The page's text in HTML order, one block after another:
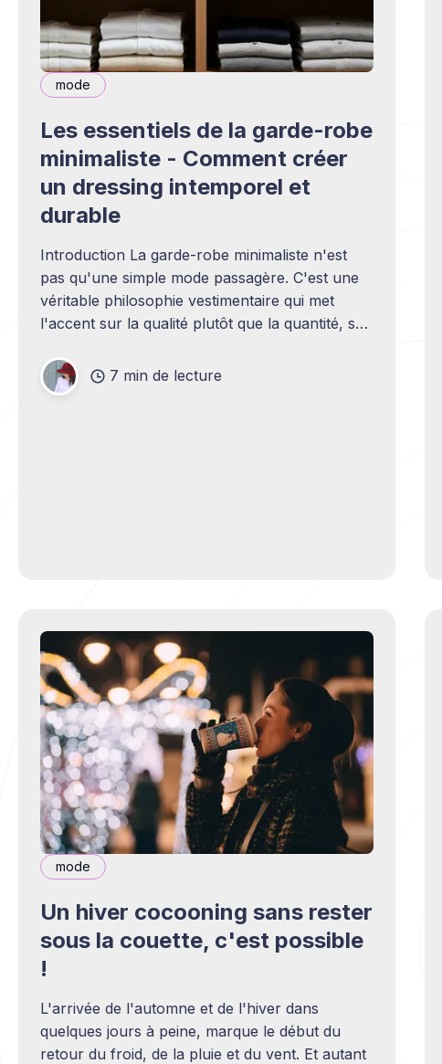
mode
Les essentiels de la garde-robe
minimaliste - Comment créer
un dressing intemporel et
durable
Introduction La garde-robe minimaliste n'est
pas qu'une simple mode passagère. C'est une
véritable philosophie vestimentaire qui met
l'accent sur la qualité plutôt que la quantité, sur
l'éphémère. À l'heure où
7 min de lecture
mode
Un hiver cocooning sans rester
sous la couette, c'est possible
!
L'arrivée de l'automne et de l'hiver dans
quelques jours à peine, marque le début du
retour du froid, de la pluie et du vent. Et autant